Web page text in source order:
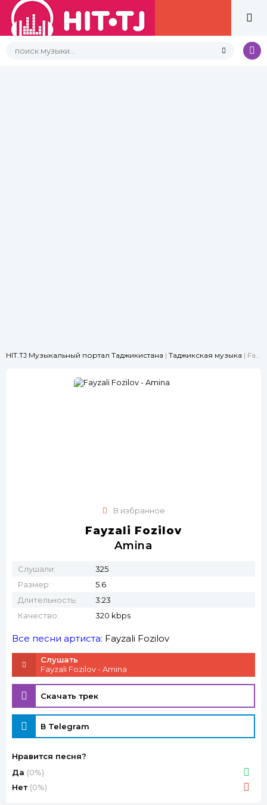
HIT.TJ Музыкальный портал Таджикистана | Таджикская музыка | Fayzali Fozilov - Amina
В избранное
Fayzali Fozilov
Amina
Слушали:
325
Размер:
5.6
Длительность:
3:23
Качество:
320 kbps
Все песни артиста: Fayzali Fozilov
Слушать
Fayzali Fozilov - Amina
Скачать трек
В Telegram
Нравится песня?
Да (0%)
Нет (0%)